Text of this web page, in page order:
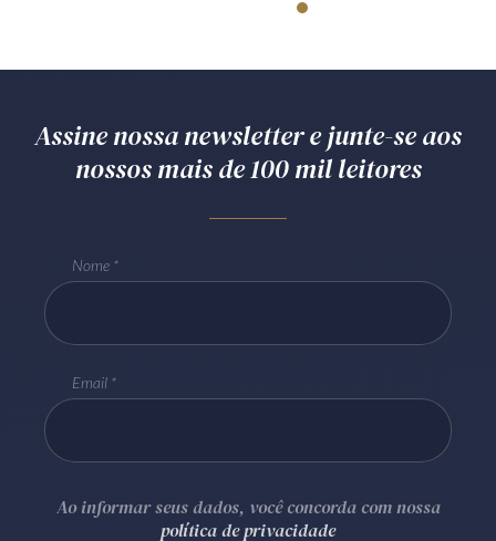
Assine nossa newsletter e junte-se aos
nossos mais de 100 mil leitores
Nome
Email
Ao informar seus dados, você concorda com nossa
política de privacidade